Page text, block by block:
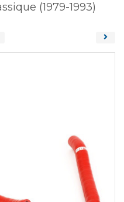
(1979-1993)